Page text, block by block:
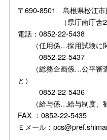
〒690-8501 島根県
（県庁南庁舎2
電話：0852-22-5438
（任用係…採用試験
0852-22-5437
（総務企画係…公平審査
と）
0852-22-5436
（給与係…給与制度、勧
FAX ：0852-22-5435
Ｅメール：